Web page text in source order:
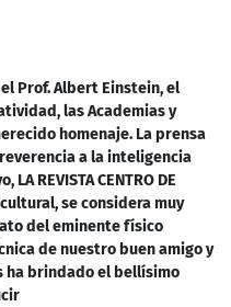
Prof. Albert Einstein, el
las Academias y
homenaje. La prensa
a la inteligencia
REVISTA CENTRO DE
se considera muy
del eminente físico
de nuestro buen amigo y
ha brindado el bellísimo